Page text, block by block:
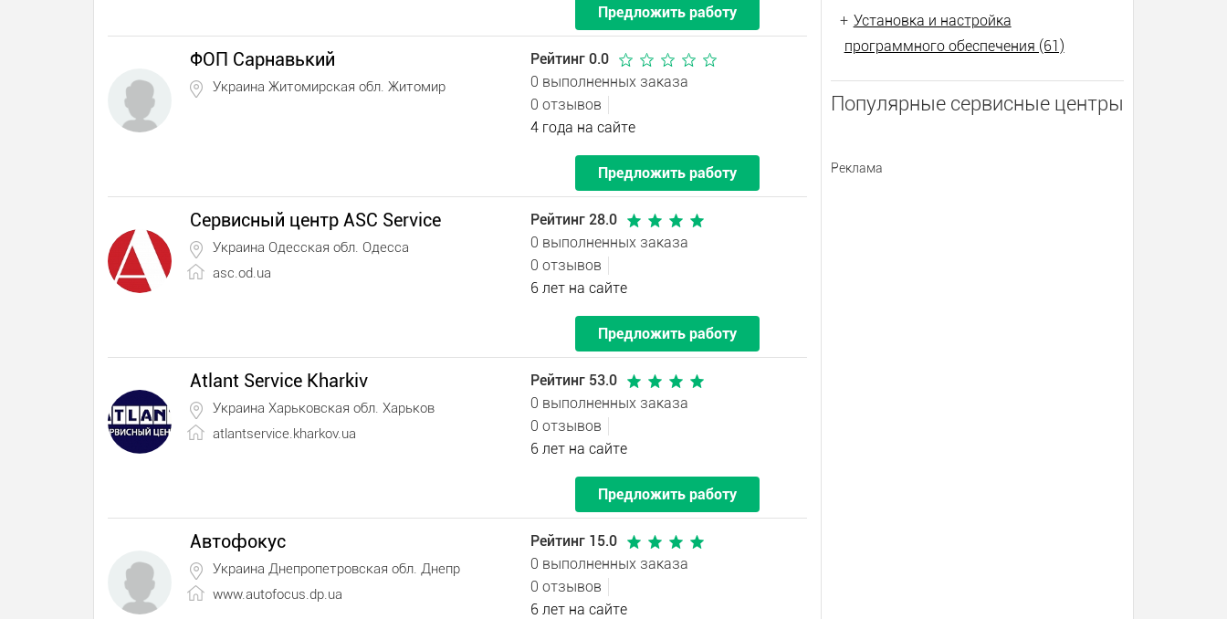
Предложить работу
ФОП Сарнавький
Украина Житомирская обл. Житомир
Рейтинг 0.0
0 выполненных заказа
0 отзывов
4 года на сайте
Предложить работу
Сервисный центр ASC Service
Украина Одесская обл. Одесса
asc.od.ua
Рейтинг 28.0
0 выполненных заказа
0 отзывов
6 лет на сайте
Предложить работу
Atlant Service Kharkiv
Украина Харьковская обл. Харьков
atlantservice.kharkov.ua
Рейтинг 53.0
0 выполненных заказа
0 отзывов
6 лет на сайте
Предложить работу
Автофокус
Украина Днепропетровская обл. Днепр
www.autofocus.dp.ua
Рейтинг 15.0
0 выполненных заказа
0 отзывов
6 лет на сайте
+ Установка и настройка
программного обеспечения (61)
Популярные сервисные центры
Реклама